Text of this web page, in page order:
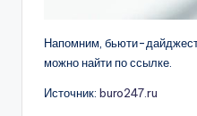
Напомним, бьюти-
можно найти по ссылке.
Источник: buro247.ru